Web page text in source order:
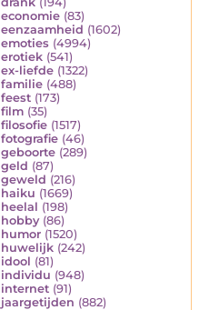
economie (83)
eenzaamheid (1602)
emoties (4994)
erotiek (541)
ex-liefde (1322)
familie (488)
feest (173)
film (35)
filosofie (1517)
fotografie (46)
geboorte (289)
geld (87)
geweld (216)
haiku (1669)
heelal (198)
hobby (86)
humor (1520)
huwelijk (242)
idool (81)
individu (948)
internet (91)
jaargetijden (882)